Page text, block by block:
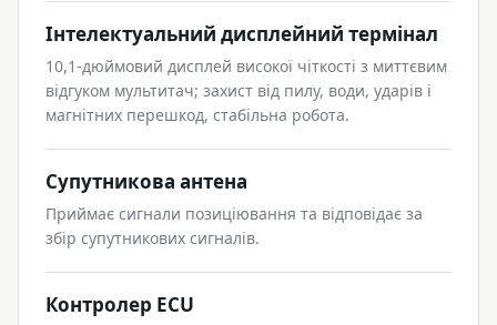
Інтелектуальний дисплейний термінал
10,1-дюймовий дисплей високої чіткості з миттєвим
відгуком мультитач; захист від пилу, води, ударів і
магнітних перешкод, стабільна робота.
Супутникова антена
Приймає сигнали позиціювання та відповідає за
збір супутникових сигналів.
Контролер ECU